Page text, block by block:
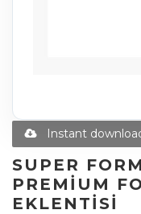
Favoriler
İletişim
Instant
SUPER
PREMIUM
EKLENTISI